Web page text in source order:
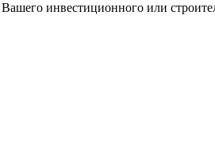
инвестиционного или